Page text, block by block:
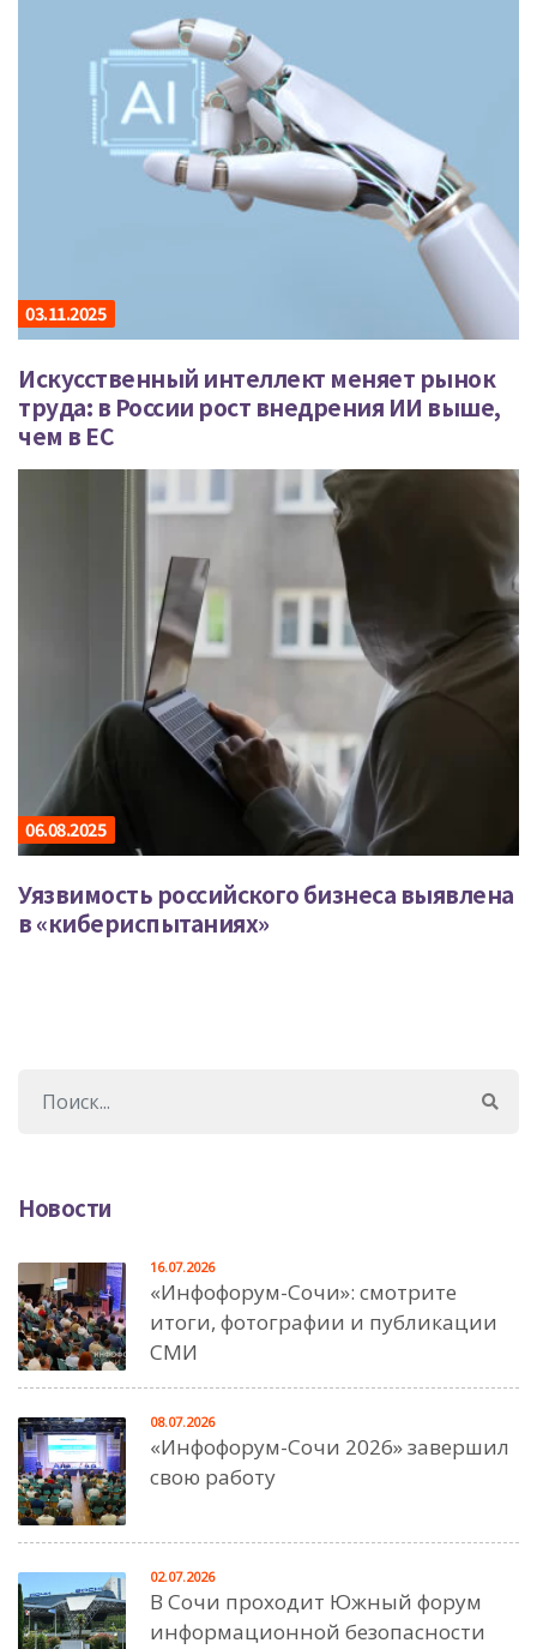
03.11.2025
Искусственный интеллект меняет рынок
труда: в России рост внедрения ИИ выше,
чем в ЕС
06.08.2025
Уязвимость российского бизнеса выявлена
в «кибериспытаниях»
Новости
«Инфофорум-Сочи»: смотрите
итоги, фотографии и публикации
СМИ
16.07.2026
«Инфофорум-Сочи 2026» завершил
свою работу
08.07.2026
В Сочи проходит Южный форум
информационной безопасности
02.07.2026